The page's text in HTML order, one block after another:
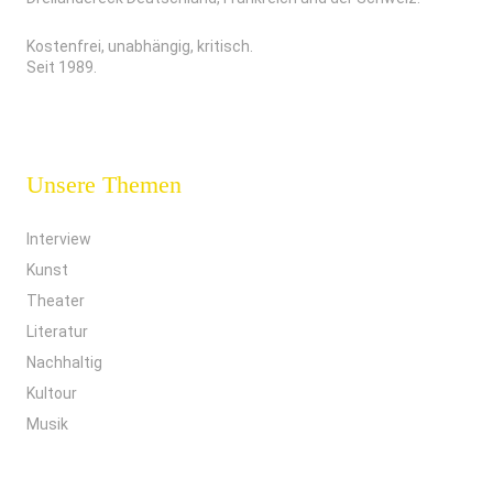
Kostenfrei, unabhängig, kritisch.
Seit 1989.
Unsere Themen
Interview
Kunst
Theater
Literatur
Nachhaltig
Kultour
Musik